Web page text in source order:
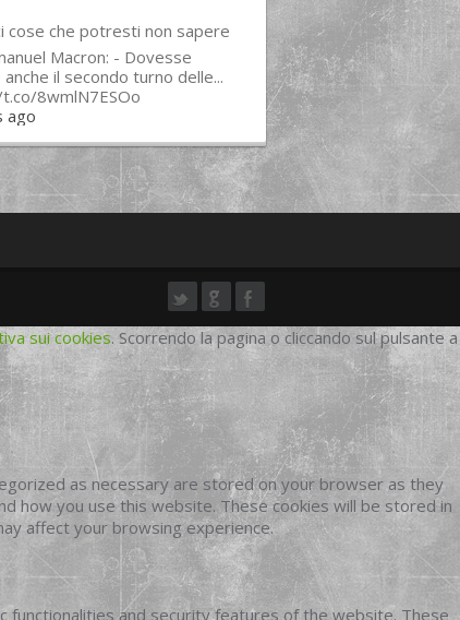
cose che potresti non sapere
Macron: - Dovesse
il secondo turno delle...
8wmlN7ESOo
ago
sui cookies. Scorrendo la pagina o cliccando sul pulsante a
as necessary are stored on your browser as they
how you use this website. These cookies will be stored in
affect your browsing experience.
functionalities and security features of the website. These